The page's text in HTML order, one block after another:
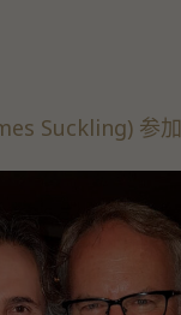
Suckling) 参加